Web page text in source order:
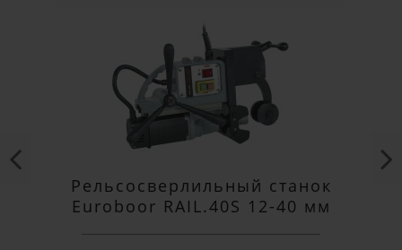
Рельсосверлильный станок
Euroboor RAIL.40S 12-40 мм